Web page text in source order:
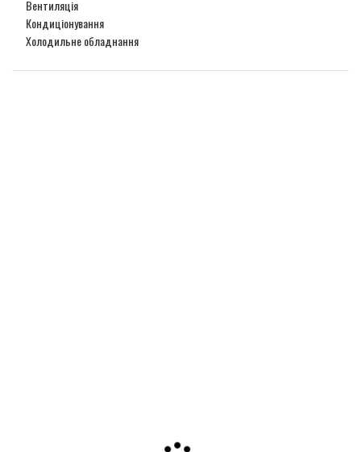
Вентиляція
Кондиціонування
Холодильне обладнання